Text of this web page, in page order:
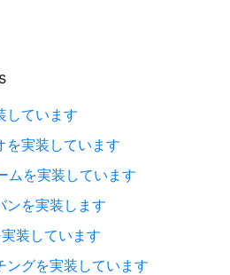
しています
を実装しています
を実装しています
ンを実装します
装しています
グを実装しています